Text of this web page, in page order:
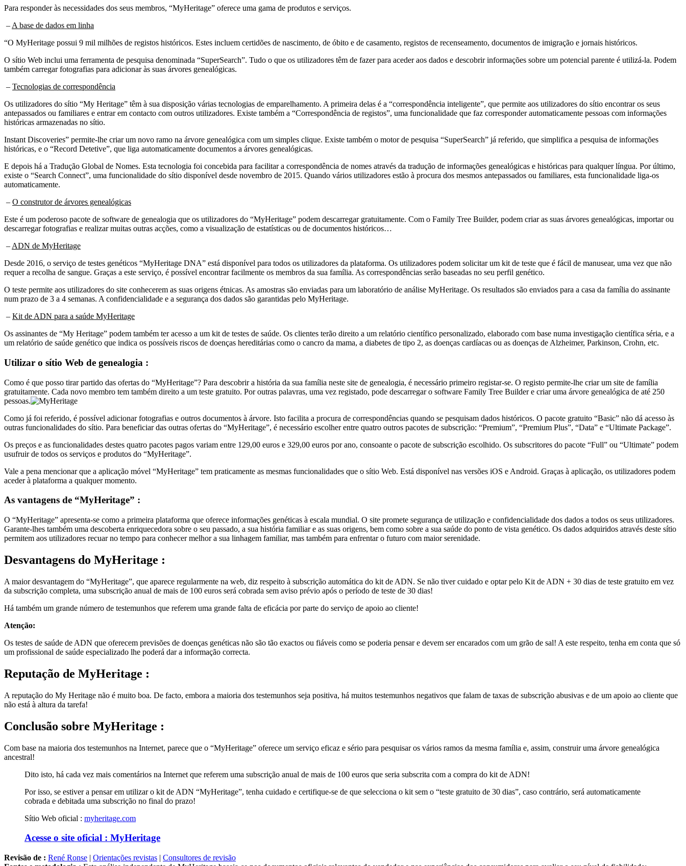
Para responder às necessidades dos seus membros, “MyHeritage” oferece uma gama de produtos e serviços.
– A base de dados em linha
“O MyHeritage possui 9 mil milhões de registos históricos. Estes incluem certidões de nascimento, de óbito e de casamento, registos de recenseamento, documentos de imigração e jornais históricos.
O sítio Web inclui uma ferramenta de pesquisa denominada “SuperSearch”. Tudo o que os utilizadores têm de fazer para aceder aos dados e descobrir informações sobre um potencial parente é utilizá-la. Podem
também carregar fotografias para adicionar às suas árvores genealógicas.
– Tecnologias de correspondência
Os utilizadores do sítio “My Heritage” têm à sua disposição várias tecnologias de emparelhamento. A primeira delas é a “correspondência inteligente”, que permite aos utilizadores do sítio encontrar os seus
antepassados ou familiares e entrar em contacto com outros utilizadores. Existe também a “Correspondência de registos”, uma funcionalidade que faz corresponder automaticamente pessoas com informações
históricas armazenadas no sítio.
Instant Discoveries” permite-lhe criar um novo ramo na árvore genealógica com um simples clique. Existe também o motor de pesquisa “SuperSearch” já referido, que simplifica a pesquisa de informações
históricas, e o “Record Detetive”, que liga automaticamente documentos a árvores genealógicas.
E depois há a Tradução Global de Nomes. Esta tecnologia foi concebida para facilitar a correspondência de nomes através da tradução de informações genealógicas e históricas para qualquer língua. Por último,
existe o “Search Connect”, uma funcionalidade do sítio disponível desde novembro de 2015. Quando vários utilizadores estão à procura dos mesmos antepassados ou familiares, esta funcionalidade liga-os
automaticamente.
– O construtor de árvores genealógicas
Este é um poderoso pacote de software de genealogia que os utilizadores do “MyHeritage” podem descarregar gratuitamente. Com o Family Tree Builder, podem criar as suas árvores genealógicas, importar ou
descarregar fotografias e realizar muitas outras acções, como a visualização de estatísticas ou de documentos históricos…
– ADN de MyHeritage
Desde 2016, o serviço de testes genéticos “MyHeritage DNA” está disponível para todos os utilizadores da plataforma. Os utilizadores podem solicitar um kit de teste que é fácil de manusear, uma vez que não
requer a recolha de sangue. Graças a este serviço, é possível encontrar facilmente os membros da sua família. As correspondências serão baseadas no seu perfil genético.
O teste permite aos utilizadores do site conhecerem as suas origens étnicas. As amostras são enviadas para um laboratório de análise MyHeritage. Os resultados são enviados para a casa da família do assinante
num prazo de 3 a 4 semanas. A confidencialidade e a segurança dos dados são garantidas pelo MyHeritage.
– Kit de ADN para a saúde MyHeritage
Os assinantes de “My Heritage” podem também ter acesso a um kit de testes de saúde. Os clientes terão direito a um relatório científico personalizado, elaborado com base numa investigação científica séria, e a
um relatório de saúde genético que indica os possíveis riscos de doenças hereditárias como o cancro da mama, a diabetes de tipo 2, as doenças cardíacas ou as doenças de Alzheimer, Parkinson, Crohn, etc.
Utilizar o sítio Web de genealogia :
Como é que posso tirar partido das ofertas do “MyHeritage”? Para descobrir a história da sua família neste site de genealogia, é necessário primeiro registar-se. O registo permite-lhe criar um site de família
gratuitamente. Cada novo membro tem também direito a um teste gratuito. Por outras palavras, uma vez registado, pode descarregar o software Family Tree Builder e criar uma árvore genealógica de até 250
pessoas.
Como já foi referido, é possível adicionar fotografias e outros documentos à árvore. Isto facilita a procura de correspondências quando se pesquisam dados históricos. O pacote gratuito “Basic” não dá acesso às
outras funcionalidades do sítio. Para beneficiar das outras ofertas do “MyHeritage”, é necessário escolher entre quatro outros pacotes de subscrição: “Premium”, “Premium Plus”, “Data” e “Ultimate Package”.
Os preços e as funcionalidades destes quatro pacotes pagos variam entre 129,00 euros e 329,00 euros por ano, consoante o pacote de subscrição escolhido. Os subscritores do pacote “Full” ou “Ultimate” podem
usufruir de todos os serviços e produtos do “MyHeritage”.
Vale a pena mencionar que a aplicação móvel “MyHeritage” tem praticamente as mesmas funcionalidades que o sítio Web. Está disponível nas versões iOS e Android. Graças à aplicação, os utilizadores podem
aceder à plataforma a qualquer momento.
As vantagens de “MyHeritage” :
O “MyHeritage” apresenta-se como a primeira plataforma que oferece informações genéticas à escala mundial. O site promete segurança de utilização e confidencialidade dos dados a todos os seus utilizadores.
Garante-lhes também uma descoberta enriquecedora sobre o seu passado, a sua história familiar e as suas origens, bem como sobre a sua saúde do ponto de vista genético. Os dados adquiridos através deste sítio
permitem aos utilizadores recuar no tempo para conhecer melhor a sua linhagem familiar, mas também para enfrentar o futuro com maior serenidade.
Desvantagens do MyHeritage :
A maior desvantagem do “MyHeritage”, que aparece regularmente na web, diz respeito à subscrição automática do kit de ADN. Se não tiver cuidado e optar pelo Kit de ADN + 30 dias de teste gratuito em vez
da subscrição completa, uma subscrição anual de mais de 100 euros será cobrada sem aviso prévio após o período de teste de 30 dias!
Há também um grande número de testemunhos que referem uma grande falta de eficácia por parte do serviço de apoio ao cliente!
Atenção:
Os testes de saúde de ADN que oferecem previsões de doenças genéticas não são tão exactos ou fiáveis como se poderia pensar e devem ser encarados com um grão de sal! A este respeito, tenha em conta que só
um profissional de saúde especializado lhe poderá dar a informação correcta.
Reputação de MyHeritage :
A reputação do My Heritage não é muito boa. De facto, embora a maioria dos testemunhos seja positiva, há muitos testemunhos negativos que falam de taxas de subscrição abusivas e de um apoio ao cliente que
não está à altura da tarefa!
Conclusão sobre MyHeritage :
Com base na maioria dos testemunhos na Internet, parece que o “MyHeritage” oferece um serviço eficaz e sério para pesquisar os vários ramos da mesma família e, assim, construir uma árvore genealógica
ancestral!
Dito isto, há cada vez mais comentários na Internet que referem uma subscrição anual de mais de 100 euros que seria subscrita com a compra do kit de ADN!
Por isso, se estiver a pensar em utilizar o kit de ADN “MyHeritage”, tenha cuidado e certifique-se de que selecciona o kit sem o “teste gratuito de 30 dias”, caso contrário, será automaticamente
cobrada e debitada uma subscrição no final do prazo!
Sítio Web oficial : myheritage.com
Acesse o site oficial : MyHeritage
Revisão de : René Ronse | Orientações revistas | Consultores de revisão